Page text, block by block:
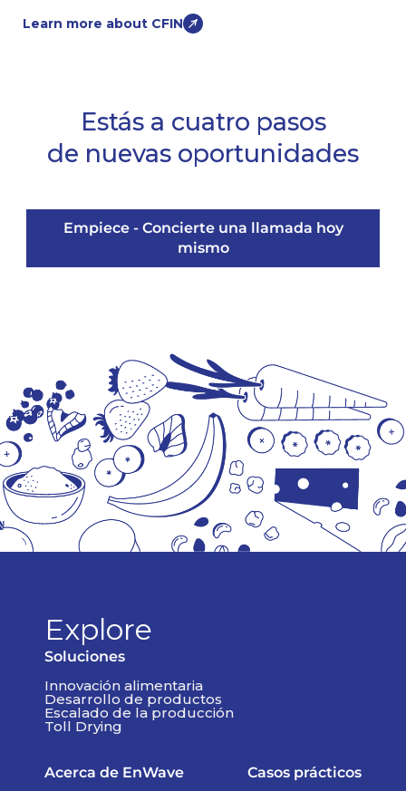
Learn more about CFIN
Estás a cuatro pasos
de nuevas oportunidades
Empiece - Concierte una llamada hoy
mismo
Explore
Soluciones
Innovación alimentaria
Desarrollo de productos
Escalado de la producción
Toll Drying
Acerca de EnWave
Casos prácticos